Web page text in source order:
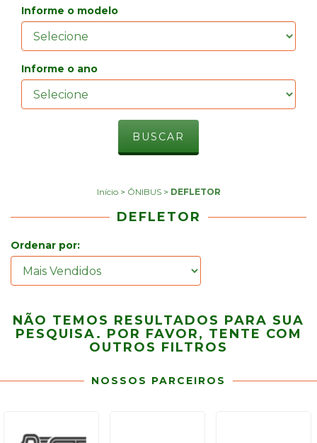
Informe o modelo
Informe o ano
Início > ÔNIBUS > DEFLETOR
DEFLETOR
Ordenar por:
NÃO TEMOS RESULTADOS PARA SUA
PESQUISA. POR FAVOR, TENTE COM
OUTROS FILTROS
NOSSOS PARCEIROS